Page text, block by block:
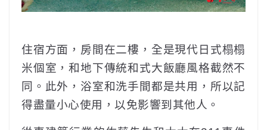
住宿方面，房間在二樓，全是現代日式榻榻
米個室，和地下傳統和式大飯廳風格截然不
同。此外，浴室和洗手間都是共用，所以記
得盡量小心使用，以免影響到其他人。